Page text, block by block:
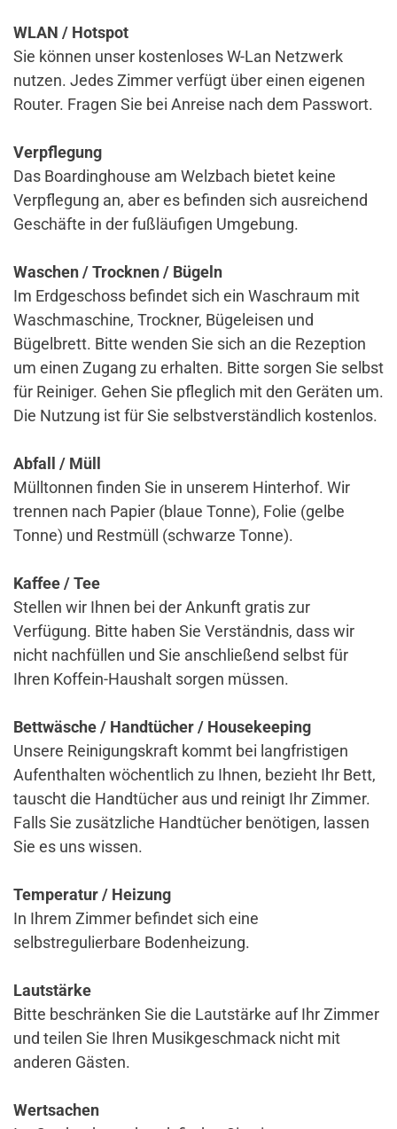
WLAN / Hotspot
Sie können unser kostenloses W-Lan Netzwerk
nutzen. Jedes Zimmer verfügt über einen eigenen
Router. Fragen Sie bei Anreise nach dem Passwort.
Verpflegung
Das Boardinghouse am Welzbach bietet keine
Verpflegung an, aber es befinden sich ausreichend
Geschäfte in der fußläufigen Umgebung.
Waschen / Trocknen / Bügeln
Im Erdgeschoss befindet sich ein Waschraum mit
Waschmaschine, Trockner, Bügeleisen und
Bügelbrett. Bitte wenden Sie sich an die Rezeption
um einen Zugang zu erhalten. Bitte sorgen Sie selbst
für Reiniger. Gehen Sie pfleglich mit den Geräten um.
Die Nutzung ist für Sie selbstverständlich kostenlos.
Abfall / Müll
Mülltonnen finden Sie in unserem Hinterhof. Wir
trennen nach Papier (blaue Tonne), Folie (gelbe
Tonne) und Restmüll (schwarze Tonne).
Kaffee / Tee
Stellen wir Ihnen bei der Ankunft gratis zur
Verfügung. Bitte haben Sie Verständnis, dass wir
nicht nachfüllen und Sie anschließend selbst für
Ihren Koffein-Haushalt sorgen müssen.
Bettwäsche / Handtücher / Housekeeping
Unsere Reinigungskraft kommt bei langfristigen
Aufenthalten wöchentlich zu Ihnen, bezieht Ihr Bett,
tauscht die Handtücher aus und reinigt Ihr Zimmer.
Falls Sie zusätzliche Handtücher benötigen, lassen
Sie es uns wissen.
Temperatur / Heizung
In Ihrem Zimmer befindet sich eine
selbstregulierbare Bodenheizung.
Lautstärke
Bitte beschränken Sie die Lautstärke auf Ihr Zimmer
und teilen Sie Ihren Musikgeschmack nicht mit
anderen Gästen.
Wertsachen